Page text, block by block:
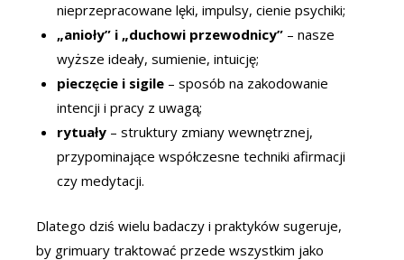
nieprzepracowane lęki, impulsy, cienie psychiki;
„anioły” i „duchowi przewodnicy”– nasze
wyższe ideały, sumienie, intuicję;
pieczęcie i sigile– sposób na zakodowanie
intencji i pracy z uwagą;
rytuały– struktury zmiany wewnętrznej,
przypominające współczesne techniki afirmacji
czy medytacji.
Dlatego dziś wielu badaczy i praktyków sugeruje,
by grimuary traktować przede wszystkim jako